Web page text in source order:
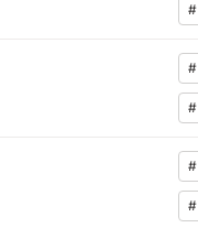
#
#
#
#
#